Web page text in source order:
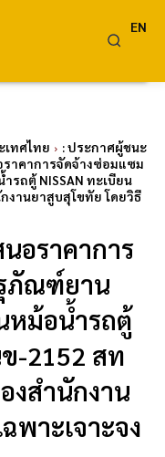
EN
ทศไทย
: ประกาศผู้ชนะ
าคาการจัดจ้างซ่อมแซม
ถตู้ NISSAN ทะเบียน
งานยาสูบสุโขทัย โดยวิธี
อราคาการ
ภัณฑ์ยาน
หม้อน้ำรถตู้
-2152 สท
งสำนักงาน
พาะเจาะจง